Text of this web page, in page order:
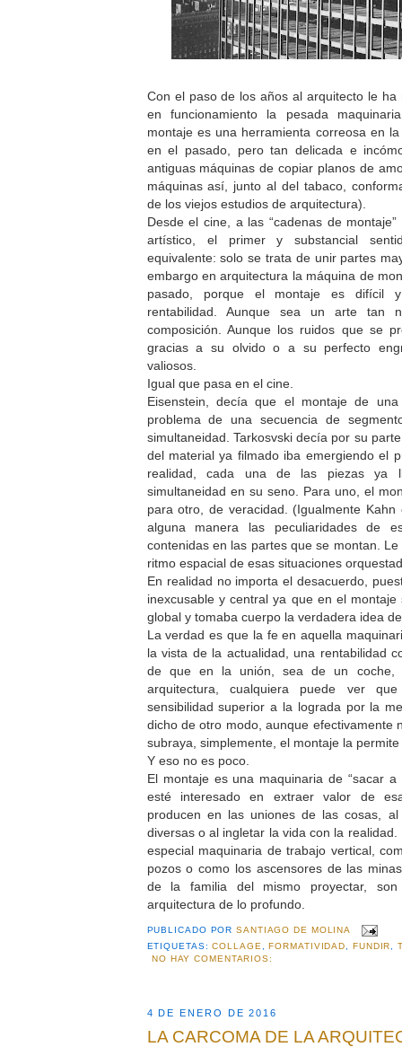
Con el paso de los años al arquitecto le
en funcionamiento la pesada
montaje es una herramienta correosa en
en el pasado, pero tan delicada e
antiguas máquinas de copiar planos de
máquinas así, junto al del tabaco,
de los viejos estudios de arquitectura).
Desde el cine, a las “cadenas de
artístico, el primer y substancial
equivalente: solo se trata de unir partes
embargo en arquitectura la máquina de
pasado, porque el montaje es difícil
rentabilidad. Aunque sea un arte tan
composición. Aunque los ruidos que se
gracias a su olvido o a su perfecto
valiosos.
Igual que pasa en el cine.
Eisenstein, decía que el montaje de
problema de una secuencia de
simultaneidad. Tarkosvski decía por su
del material ya filmado iba emergiendo el
realidad, cada una de las piezas ya
simultaneidad en su seno. Para uno, el
para otro, de veracidad. (Igualmente
alguna manera las peculiaridades de
contenidas en las partes que se montan.
ritmo espacial de esas situaciones
En realidad no importa el desacuerdo,
inexcusable y central ya que en el
global y tomaba cuerpo la verdadera idea
La verdad es que la fe en aquella
la vista de la actualidad, una rentabilidad
de que en la unión, sea de un coche,
arquitectura, cualquiera puede ver
sensibilidad superior a la lograda por la
dicho de otro modo, aunque efectivamente
subraya, simplemente, el montaje la
Y eso no es poco.
El montaje es una maquinaria de “sacar
esté interesado en extraer valor de
producen en las uniones de las cosas,
diversas o al ingletar la vida con la
especial maquinaria de trabajo vertical,
pozos o como los ascensores de las
de la familia del mismo proyectar,
arquitectura de lo profundo.
PUBLICADO PORSANTIAGO DE MOLINA
ETIQUETAS:COLLAGE,FORMATIVIDAD, FUNDIR,
NO HAY COMENTARIOS:
4 DE ENERO DE 2016
LA CARCOMA DE LA